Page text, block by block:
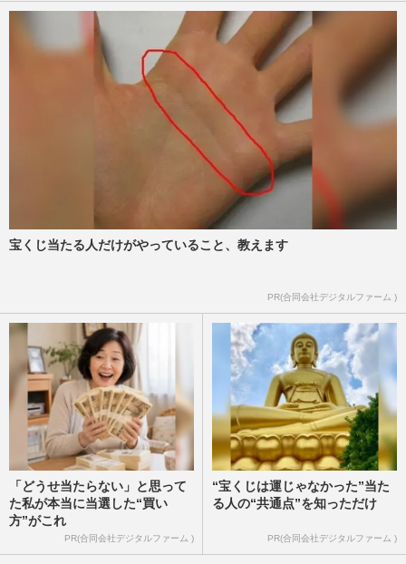
宝くじ当たる人だけがやっていること、教えます
PR(合同会社デジタルファーム )
「どうせ当たらない」と思って
た私が本当に当選した“買い
方”がこれ
PR(合同会社デジタルファーム )
“宝くじは運じゃなかった”当た
る人の“共通点”を知っただけ
PR(合同会社デジタルファーム )